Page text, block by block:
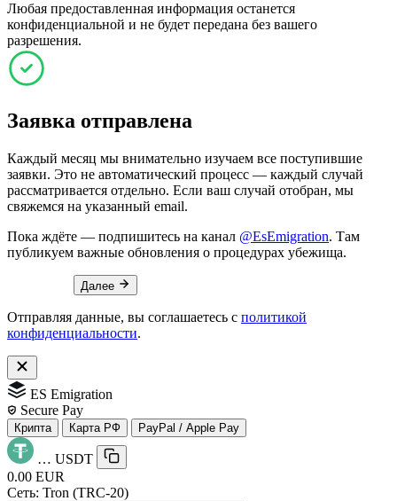
Любая предоставленная информация останется
конфиденциальной и не будет передана без вашего
разрешения.
Заявка отправлена
Каждый месяц мы внимательно изучаем все поступившие
заявки. Это не автоматический процесс — каждый случай
рассматривается отдельно. Если ваш случай отобран, мы
свяжемся на указанный email.
Пока ждёте — подпишитесь на канал @EsEmigration. Там
публикуем важные обновления о процедурах убежища.
Далее
Отправляя данные, вы соглашаетесь с политикой
конфиденциальности.
ES Emigration
Secure Pay
Крипта Карта РФ PayPal / Apple Pay
… USDT
0.00 EUR
Сеть: Tron (TRC-20)